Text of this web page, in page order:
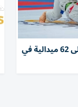
الإمارات ترفع رصيدها إلى 62 ميدالية في